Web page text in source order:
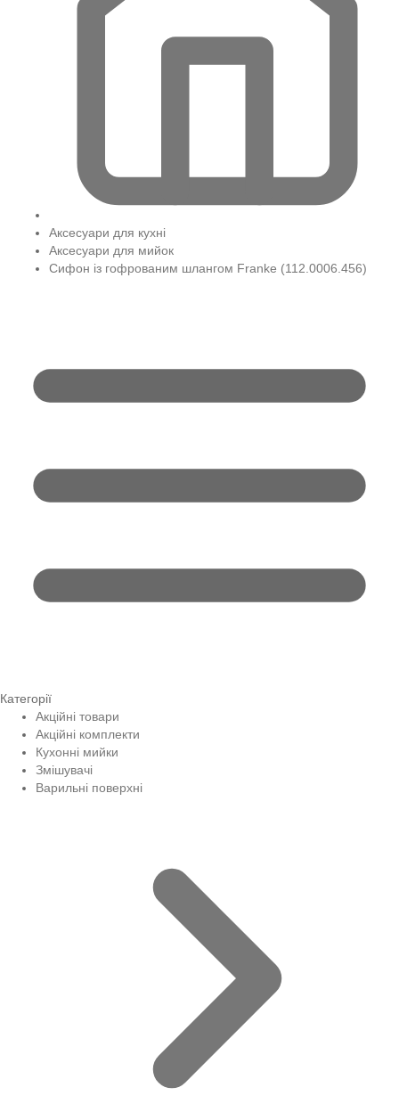
Аксесуари для кухні
Аксесуари для мийок
Сифон із гофрованим шлангом Franke (112.0006.456)
Категорії
Акційні товари
Акційні комплекти
Кухонні мийки
Змішувачі
Варильні поверхні